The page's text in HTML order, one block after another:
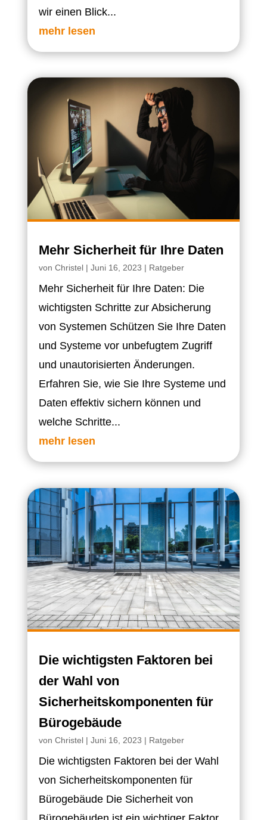
wir einen Blick...
mehr lesen
Mehr Sicherheit für Ihre Daten
von Christel| Juni 16, 2023 | Ratgeber
Mehr Sicherheit für Ihre Daten: Die
wichtigsten Schritte zur Absicherung
von Systemen Schützen Sie Ihre Daten
und Systeme vor unbefugtem Zugriff
und unautorisierten Änderungen.
Erfahren Sie, wie Sie Ihre Systeme und
Daten effektiv sichern können und
welche Schritte...
mehr lesen
Die wichtigsten Faktoren bei
der Wahl von
Sicherheitskomponenten für
Bürogebäude
von Christel| Juni 16, 2023 | Ratgeber
Die wichtigsten Faktoren bei der Wahl
von Sicherheitskomponenten für
Bürogebäude Die Sicherheit von